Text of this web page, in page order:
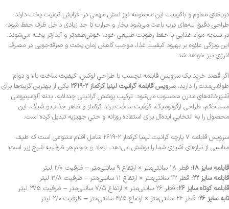
درب‌های مقاوم و باکیفیت این مجموعه نیز نقش مهمی در افزایش کیفیت پخت دارند.
طراحی دقیق لبه‌های درب باعث می‌شود بخار و حرارت تا حد زیادی داخل ظرف حفظ شود؛
در نتیجه مواد غذایی با حفظ رطوبت طبیعی خود، خوش‌طعم‌تر و آبدارتر پخته می‌شوند.
این ویژگی علاوه بر بهبود کیفیت غذا، موجب کاهش زمان پخت و صرفه‌جویی در مصرف
انرژی نیز خواهد شد.
اگر قصد خرید یک سرویس قابلمه نچسب با طراحی لوکس، کیفیت ساخت بالا و دوام
طولانی‌مدت را دارید،سرویس قابلمه گرانیت لینیا کرکماز ۲-۲۶۱۹
یکی از بهترین گزینه‌ها برای
آشپزخانه‌های مدرن محسوب می‌شود. ترکیب پوشش گرانیتی چندلایه، بدنه آلومینیومی
مستحکم، طراحی ارگونومیک، کیفیت ساخت برند کرکماز و ظاهر جذاب و شیک، این
محصول را به انتخابی ایده‌آل برای استفاده روزانه و حتی جهیزیه تبدیل کرده است.
سرویس قابلمه ۷ پارچه گرانیت لینیا کرکماز ۲-۲۶۱۹ شامل اقلام متنوعی است که طیف
مناسبی از نیازهای آشپزی شما را پوشش می‌دهد. ابعاد و حجم هر ظرف به شرح زیر است:
قابلمه سایز ۱۸:
قطر ۱۸ سانتی‌متر × ارتفاع ۹ سانتی‌متر – ظرفیت ۲/۰ لیتر
قابلمه سایز ۲۲:
قطر ۲۲ سانتی‌متر × ارتفاع ۱۱ سانتی‌متر – ظرفیت ۳/۸ لیتر
قابلمه کوتاه سایز ۲۶:
قطر ۲۶ سانتی‌متر × ارتفاع ۷/۵ سانتی‌متر – ظرفیت ۳/۵ لیتر
تابه سایز ۲۶:
قطر ۲۶ سانتی‌متر × ارتفاع ۴/۵ سانتی‌متر – ظرفیت ۲/۰ لیتر